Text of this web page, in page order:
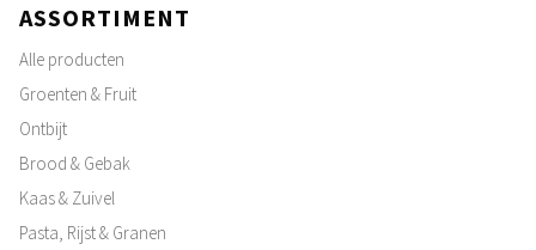
ASSORTIMENT
Alle producten
Groenten & Fruit
Ontbijt
Brood & Gebak
Kaas & Zuivel
Pasta, Rijst & Granen